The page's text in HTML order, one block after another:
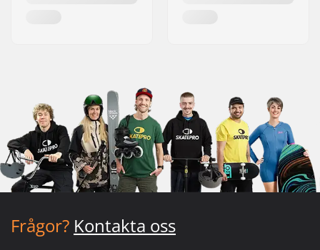
Frågor? Kontakta oss